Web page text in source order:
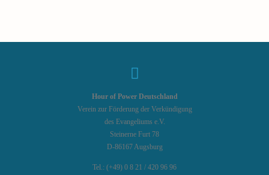
Hour of Power Deutschland
Verein zur Förderung der Verkündigung
des Evangeliums e.V.
Steinerne Furt 78
D-86167 Augsburg
Tel.: (+49) 0 8 21 / 420 96 96